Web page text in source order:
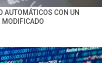
AUTOMÁTICOS CON UN
MODIFICADO